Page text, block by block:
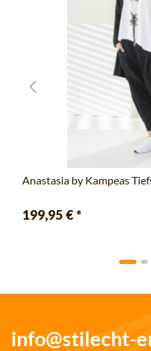
Anastasia by Kampeas
199,95 €*
info@stilecht-